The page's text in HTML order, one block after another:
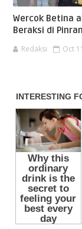
Wercok Betina
Beraksi di
Redaksi Oct